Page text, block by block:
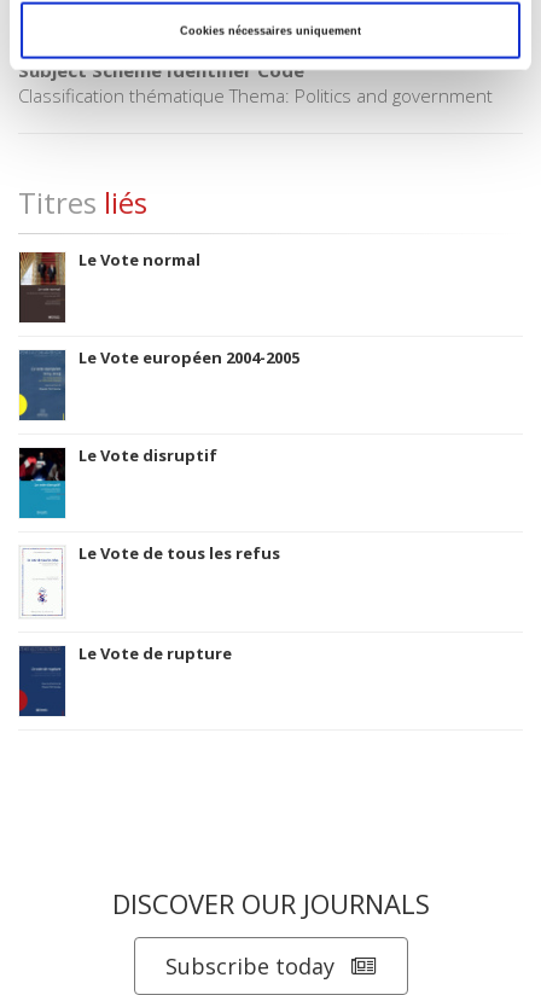
Cookies nécessaires uniquement
Title First Published
Subject Scheme Identifier Code
Classification thématique Thema: Politics and government
Titres liés
Le Vote normal
Le Vote européen 2004-2005
Le Vote disruptif
Le Vote de tous les refus
Le Vote de rupture
DISCOVER OUR JOURNALS
Subscribe today